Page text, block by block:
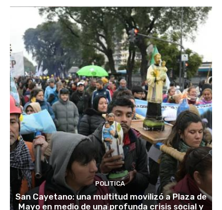
POLITICA
San Cayetano: una multitud movilizó a Plaza de
Mayo en medio de una profunda crisis social y